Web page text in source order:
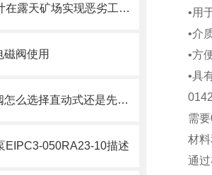
VEGA 料位计在露天矿场实现恶劣工况下的精准测量
磁阀使用
ASCO电磁阀怎么选择直动式还是先导式？
EIPC3-050RA23-10描述
•用
•介
•方
•具
需
材
通